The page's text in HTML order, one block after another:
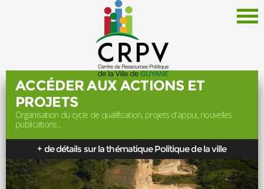
Le CRPV
Thématiques
Documentation
Politique de la Ville
ACCÉDER AUX ACTIONS ET
PROJETS
Organisation du cycle de qualification, projets d'appui, nouvelles
publications...
+ de détails sur la thématique Politique de la ville